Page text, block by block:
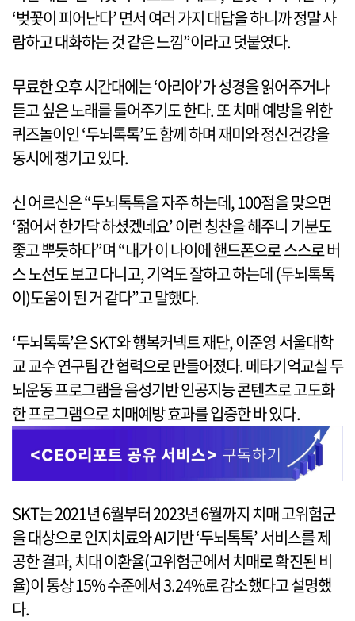
‘벚꽃이 피어난다’ 면서 여러 가지 대답을 하니까 정말 사
람하고 대화하는 것 같은 느낌”이라고 덧붙였다.
무료한 오후 시간대에는 ‘아리아’가 성경을 읽어주거나
듣고 싶은 노래를 틀어주기도 한다. 또 치매 예방을 위한
퀴즈놀이인 ‘두뇌톡톡’도 함께 하며 재미와 정신건강을
동시에 챙기고 있다.
신 어르신은 “두뇌톡톡을 자주 하는데, 100점을 맞으면
‘젊어서 한가닥 하셨겠네요’ 이런 칭찬을 해주니 기분도
좋고 뿌듯하다”며 “내가 이 나이에 핸드폰으로 스스로 버
스 노선도 보고 다니고, 기억도 잘하고 하는데 (두뇌톡톡
이)도움이 된 거 같다”고 말했다.
‘두뇌톡톡’은 SKT와 행복커넥트 재단, 이준영 서울대학
교 교수 연구팀 간 협력으로 만들어졌다. 메타기억교실 두
뇌운동 프로그램을 음성기반 인공지능 콘텐츠로 고도화
한 프로그램으로 치매예방 효과를 입증한 바 있다.
SKT는 2021년 6월부터 2023년 6월까지 치매 고위험군
을 대상으로 인지치료와 AI기반 ‘두뇌톡톡’ 서비스를 제
공한 결과, 치대 이환율(고위험군에서 치매로 확진된 비
율)이 통상 15% 수준에서 3.24%로 감소했다고 설명했
다.